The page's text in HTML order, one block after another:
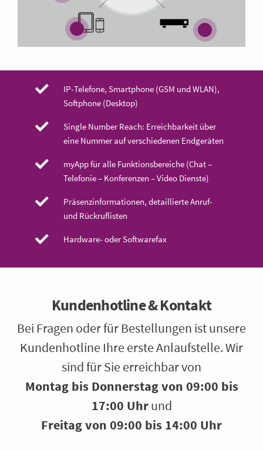
IP-Telefone, Smartphone (GSM und WLAN),
Softphone (Desktop)
Single Number Reach: Erreichbarkeit über
eine Nummer auf verschiedenen Endgeräten
myApp für alle Funktionsbereiche (Chat –
Telefonie – Konferenzen – Video Dienste)
Präsenzinformationen, detaillierte Anruf-
und Rückruflisten
Hardware- oder Softwarefax
Kundenhotline & Kontakt
Bei Fragen oder für Bestellungen ist unsere
Kundenhotline Ihre erste Anlaufstelle. Wir
sind für Sie erreichbar von
Montag bis Donnerstag von 09:00 bis
17:00 Uhrund
Freitag von 09:00 bis 14:00 Uhr